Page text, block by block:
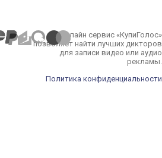
Онлайн сервис «КупиГолос»
позволяет найти лучших дикторов
для записи видео или аудио
рекламы.
Политика конфиденциальности